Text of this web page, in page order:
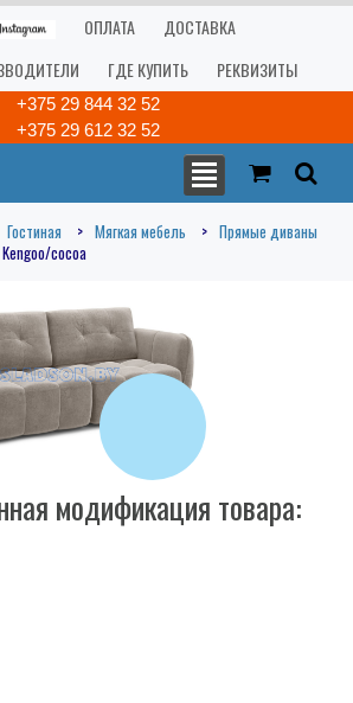
ОПЛАТА
ДОСТАВКА
ГДЕ КУПИТЬ РЕКВИЗИТЫ
+375 29 844 32 52
+375 29 612 32 52
Гостиная Мягкая мебель
Прямые диваны
cocoa
модификация товара: